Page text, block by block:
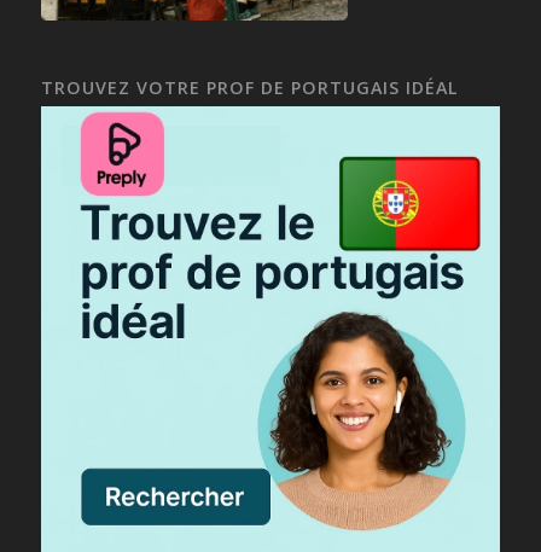
TROUVEZ VOTRE PROF DE PORTUGAIS IDÉAL